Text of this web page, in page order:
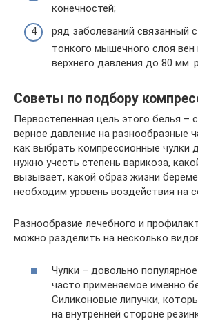
конечностей;
ряд заболеваний связанный
тонкого мышечного слоя
верхнего давления до 80 мм.
Советы по подбору
Первостепенная цель этого белья –
верное давление на разнообразные
как выбрать компрессионные чулки
нужно учесть степень варикоза,
вызывает, какой образ жизни
необходим уровень воздействия на
Разнообразие лечебного и
можно разделить на несколько
Чулки – довольно
часто применяемое именно
Силиконовые липучки,
на внутренней стороне